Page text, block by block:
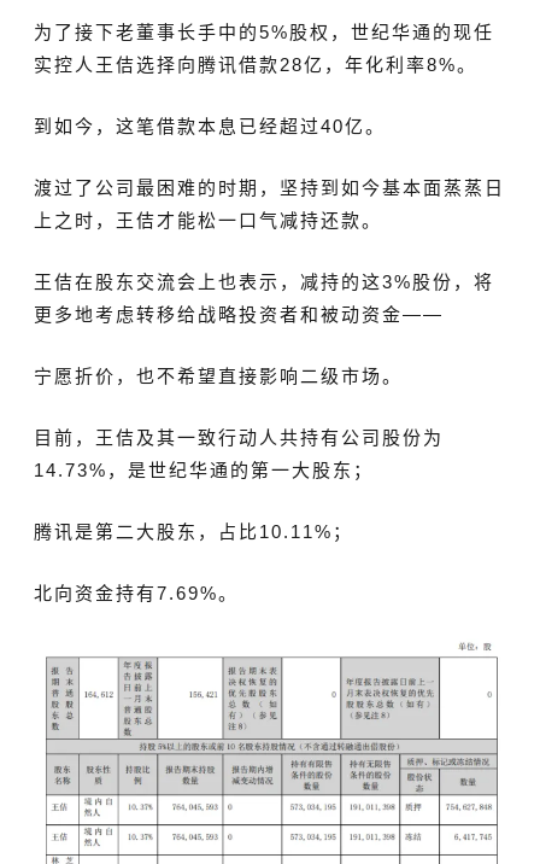
为了接下老董事长手中的5%股权，世纪华通的现任
实控人王佶选择向腾讯借款28亿，年化利率8%。
到如今，这笔借款本息已经超过40亿。
渡过了公司最困难的时期，坚持到如今基本面蒸蒸日
上之时，王佶才能松一口气减持还款。
王佶在股东交流会上也表示， 减持的这3%股份，将
更多地考虑转移给战略投资者和被动资金——
宁愿折价，也不希望直接影响二级市场。
目前，王佶及其一致行动人共持有公司股份为
14.73% ，是世纪华通的第一大股东；
腾讯是第二大股东，占比10.11%；
北向资金持有7.69%。